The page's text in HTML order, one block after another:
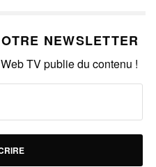
NEWSLETTER
TV publie du contenu !